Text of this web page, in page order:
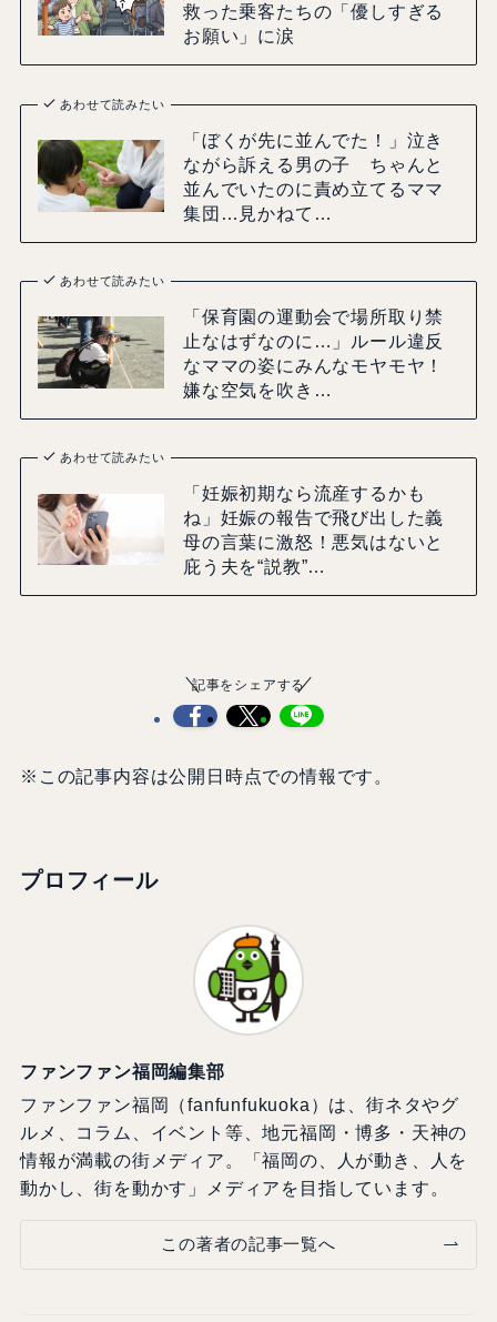
救った乗客たちの「優しすぎる
お願い」に涙
あわせて読みたい
「ぼくが先に並んでた！」泣き
ながら訴える男の子 ちゃんと
並んでいたのに責め立てるママ
集団…見かねて…
あわせて読みたい
「保育園の運動会で場所取り禁
止なはずなのに…」ルール違反
なママの姿にみんなモヤモヤ！
嫌な空気を吹き…
あわせて読みたい
「妊娠初期なら流産するかも
ね」妊娠の報告で飛び出した義
母の言葉に激怒！悪気はないと
庇う夫を“説教”…
記事をシェアする
※この記事内容は公開日時点での情報です。
プロフィール
ファンファン福岡編集部
ファンファン福岡（fanfunfukuoka）は、街ネタやグ
ルメ、コラム、イベント等、地元福岡・博多・天神の
情報が満載の街メディア。「福岡の、人が動き、人を
動かし、街を動かす」メディアを目指しています。
この著者の記事一覧へ